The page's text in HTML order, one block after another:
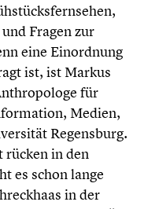
Fragen zur
eine Einord­nung
ist, ist Markus
für
Medien,
Regens­burg.
rücken in den
es schon lange
in der